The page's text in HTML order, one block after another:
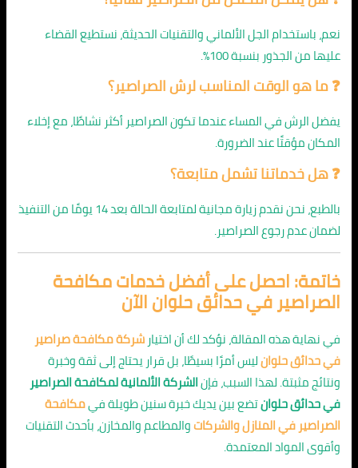
نعم، باستخدام الجل الألماني والتقنيات الحديثة، نستطيع القضاء
عليها من الجذور بنسبة 100%.
❓ ما هو الوقت المناسب لرش الصراصير؟
يفضل الرش في المساء عندما تكون الصراصير أكثر نشاطًا، مع إخلاء
المكان مؤقتًا عند الضرورة.
❓ هل خدماتنا تشمل متابعة؟
بالطبع، نحن نقدم زيارة مجانية لمتابعة الحالة بعد 14 يومًا من التنفيذ
لضمان عدم رجوع الصراصير.
خاتمة: احصل على أفضل خدمات مكافحة
الصراصير في حدائق حلوان الآن
في نهاية هذه المقالة، نؤكد لك أن اختيارشركة مكافحة صراصير
في حدائق حلوانليس أمرًا بسيطًا، بل قرار يحتاج إلى ثقة وخبرة
ونتائج مثبتة. لهذا السبب، فإنالشركة الألمانية لمكافحة الصراصير
في حدائق حلوانتضع بين يديك خبرة سنين طويلة فيمكافحة
الصراصير في المنازل والشركاتوالمطاعم والمخازن، بأحدث التقنيات
وأقوى المواد المعتمدة.